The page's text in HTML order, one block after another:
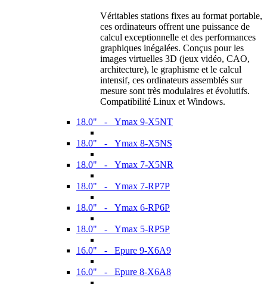
Véritables stations fixes au format portable,
ces ordinateurs offrent une puissance de
calcul exceptionnelle et des performances
graphiques inégalées. Conçus pour les
images virtuelles 3D (jeux vidéo, CAO,
architecture), le graphisme et le calcul
intensif, ces ordinateurs assemblés sur
mesure sont très modulaires et évolutifs.
Compatibilité Linux et Windows.
18.0" - Ymax 9-X5NT
18.0" - Ymax 8-X5NS
18.0" - Ymax 7-X5NR
18.0" - Ymax 7-RP7P
18.0" - Ymax 6-RP6P
18.0" - Ymax 5-RP5P
16.0" - Epure 9-X6A9
16.0" - Epure 8-X6A8